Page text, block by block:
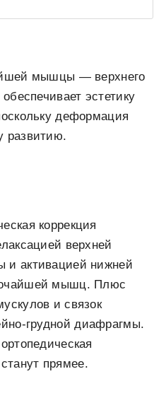
мышцы — верхнего
эстетику
деформация
развитию.
коррекция
верхней
активацией нижней
мышц. Плюс
и связок
грудной диафрагмы.
прямее.